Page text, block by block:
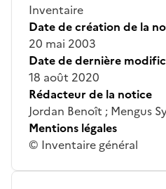
Inventaire
Date de création de la
20 mai 2003
Date de dernière
18 août 2020
Rédacteur de la notice
Jordan Benoît ; Mengus
Mentions légales
© Inventaire général